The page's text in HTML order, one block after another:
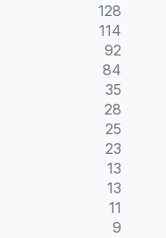
128
114
92
84
35
28
25
23
13
13
11
9